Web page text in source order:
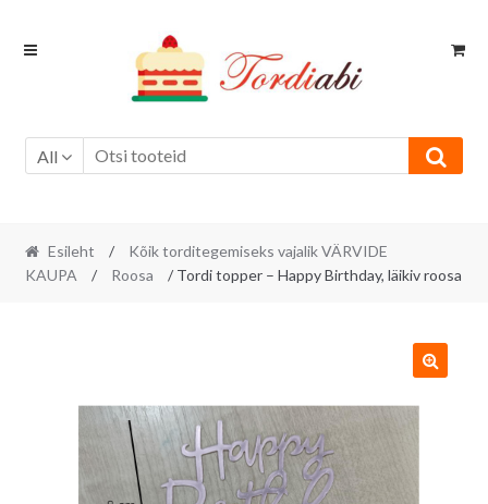
Skip
Skip
All
Esileht /
Kõik torditegemiseks vajalik VÄRVIDE
KAUPA
/ Roosa / Tordi topper – Happy Birthday, läikiv roosa